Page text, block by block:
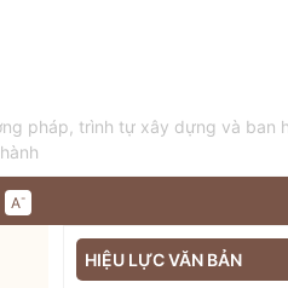
pháp, trình tự xây dựng và
A-
HIỆU LỰC VĂN BẢN